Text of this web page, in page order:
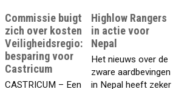
Commissie buigt
zich over kosten
Veiligheidsregio:
besparing voor
Castricum
CASTRICUM – Een
Highlow Rangers
in actie voor
Nepal
Het nieuws over de
zware aardbevingen
in Nepal heeft zeker